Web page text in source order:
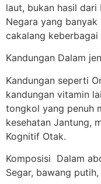
laut, bukan hasil
Negara yang
cakalang keberbagai
Kandungan Dalam
Kandungan seperti
kandungan vitamin
tongkol yang penuh
kesehatan Jantung,
Kognitif Otak.
Komposisi Dalam
Segar, bawang